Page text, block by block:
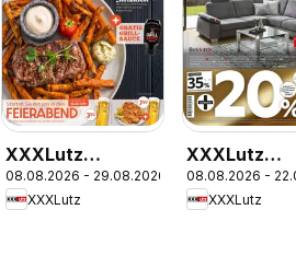
XXXLutz
Restaurantgutscheine
08.08.2026 - 29.08.2026
XXXLutz
XXXLutz
Jubiläum
08.08.2026 -
XXXLutz